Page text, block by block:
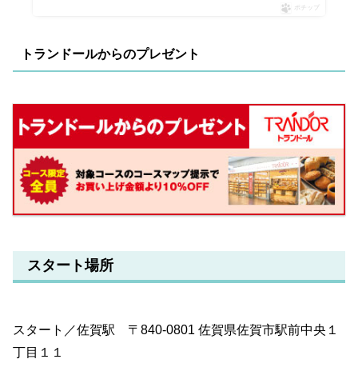
ポチップ
トランドールからのプレゼント
スタート場所
スタート／佐賀駅 〒840-0801 佐賀県佐賀市駅前中央１
丁目１１